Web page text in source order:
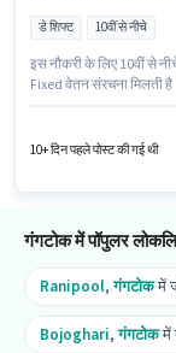
डे शिफ्ट 10वीं से नीचे
इस नौकरी के लिए 10वीं से
Fixed वेतन संरचना मिलती
Supplements के रूप में
10+ दिन पहले पोस्ट की गई थी
गंगटोक में पॉपुलर
Ranipool,गंगटोकमें
Bojoghari,गंगटोकमें